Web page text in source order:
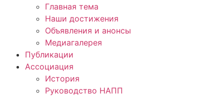
Главная тема
Наши достижения
Объявления и анонсы
Медиагалерея
Публикации
Ассоциация
История
Руководство НАПП